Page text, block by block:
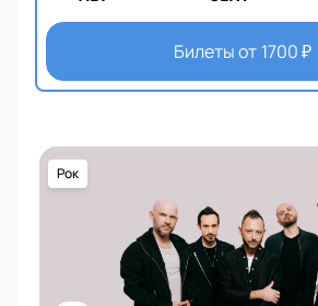
Билеты от 1700₽
Рок